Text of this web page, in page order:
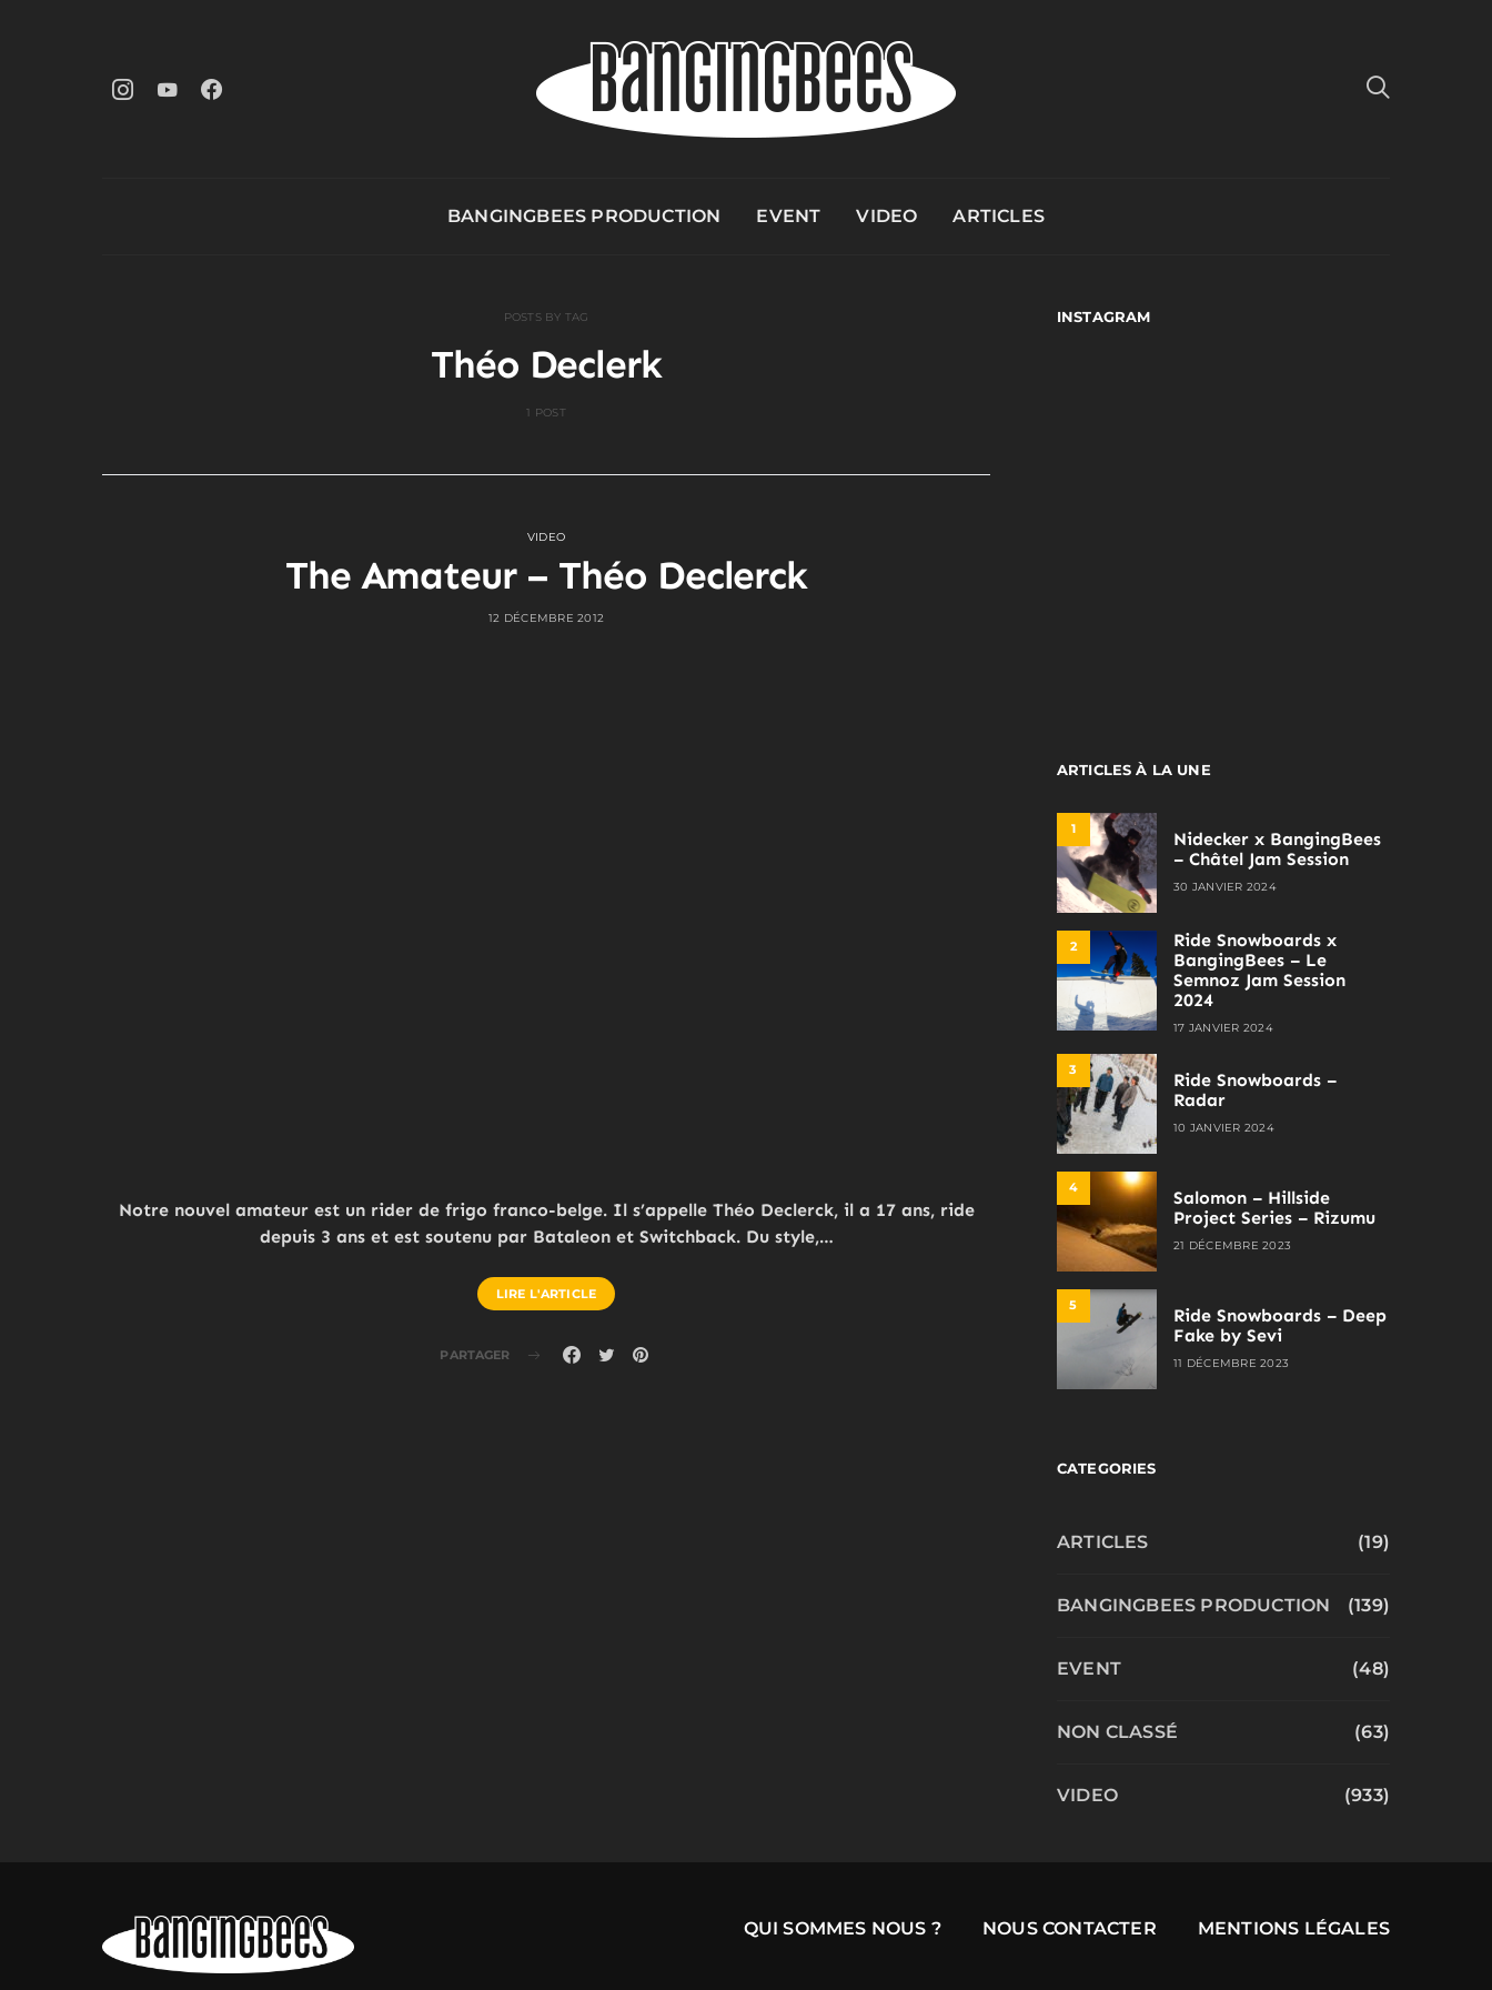
BANGINGBEES PRODUCTION EVENT VIDEO ARTICLES
POSTS BY TAG
Théo Declerk
1 POST
VIDEO
The Amateur – Théo Declerck
12 DÉCEMBRE 2012
Notre nouvel amateur est un rider de frigo franco-belge. Il s’appelle Théo Declerck, il a 17 ans, ride
depuis 3 ans et est soutenu par Bataleon et Switchback. Du style,…
LIRE L'ARTICLE
PARTAGER
INSTAGRAM
ARTICLES À LA UNE
1
Nidecker x BangingBees
– Châtel Jam Session
30 JANVIER 2024
2
Ride Snowboards x
BangingBees – Le
Semnoz Jam Session
2024
17 JANVIER 2024
3
Ride Snowboards –
Radar
10 JANVIER 2024
4
Salomon – Hillside
Project Series – Rizumu
21 DÉCEMBRE 2023
5
Ride Snowboards – Deep
Fake by Sevi
11 DÉCEMBRE 2023
CATEGORIES
ARTICLES (19)
BANGINGBEES PRODUCTION (139)
EVENT (48)
NON CLASSÉ (63)
VIDEO (933)
QUI SOMMES NOUS ? NOUS CONTACTER MENTIONS LÉGALES